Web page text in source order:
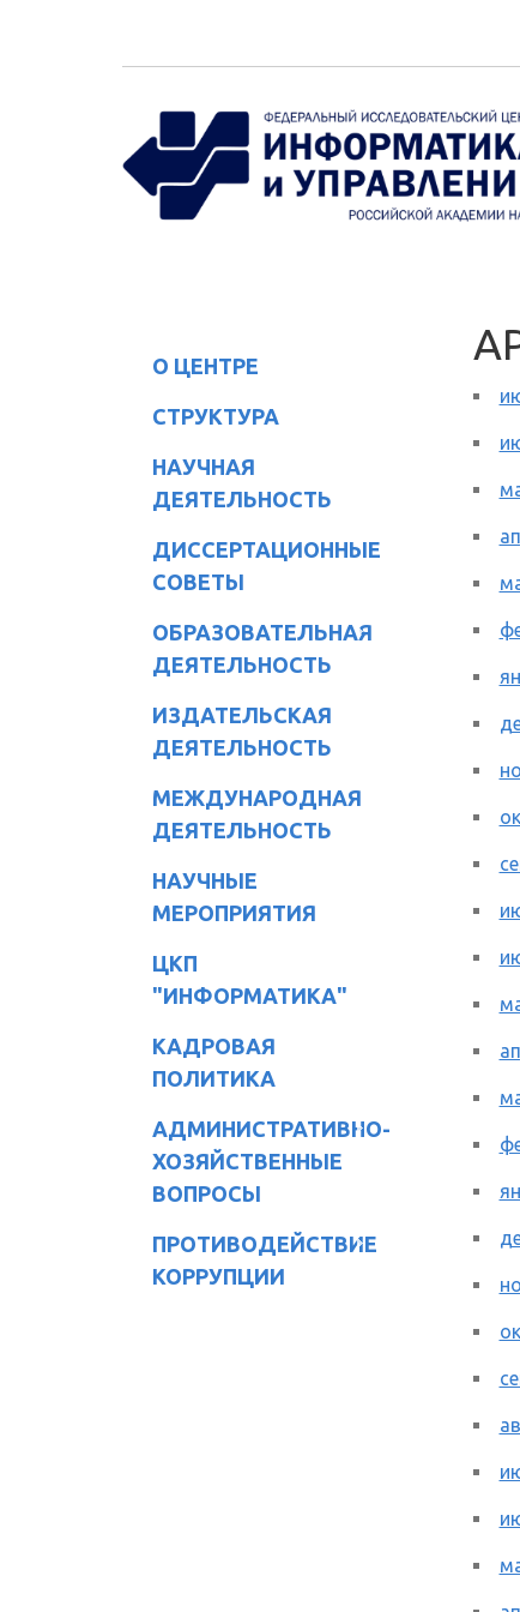
О ЦЕНТРЕ
СТРУКТУРА
НАУЧНАЯ
ДЕЯТЕЛЬНОСТЬ
ДИССЕРТАЦИОННЫЕ
СОВЕТЫ
ОБРАЗОВАТЕЛЬНАЯ
ДЕЯТЕЛЬНОСТЬ
ИЗДАТЕЛЬСКАЯ
ДЕЯТЕЛЬНОСТЬ
МЕЖДУНАРОДНАЯ
ДЕЯТЕЛЬНОСТЬ
НАУЧНЫЕ
МЕРОПРИЯТИЯ
ЦКП
"ИНФОРМАТИКА"
КАДРОВАЯ
ПОЛИТИКА
АДМИНИСТРАТИВНО-
ХОЗЯЙСТВЕННЫЕ
ВОПРОСЫ
ПРОТИВОДЕЙСТВИЕ
КОРРУПЦИИ